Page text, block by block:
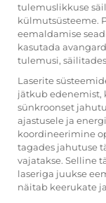
tulemuslikkuse
külmutsüsteeme.
eemaldamise
kasutada
tulemusi,
Laserite
jätkub edenemist,
sünkroonset
ajastusele ja
koordineerimine
tagades jahutuse
vajatakse. Selline
laseriga juukse
näitab keerukate